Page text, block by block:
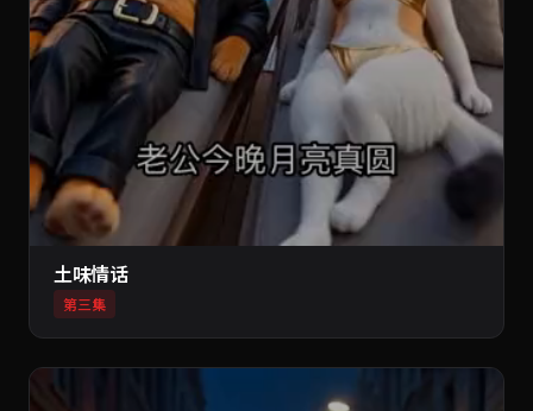
土味情话
第三集